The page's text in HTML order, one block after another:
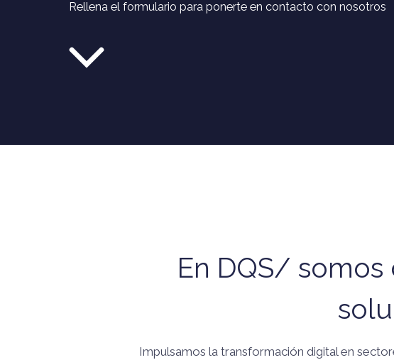
Rellena el formulario para ponerte en contacto con nosotros
En DQS/
Impulsamos la transformación digital en